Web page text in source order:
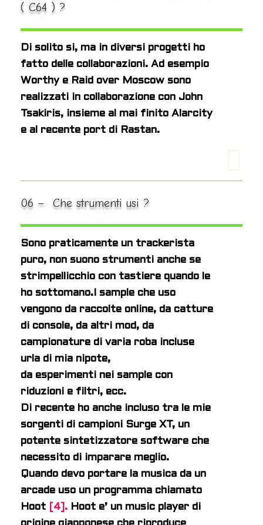
( C64 ) ?
Di solito si, ma in diversi progetti ho
fatto delle collaborazioni. Ad esempio
Worthy e Raid over Moscow sono
realizzati in collaborazione con John
Tsakiris, insieme al mai finito Alarcity
e al recente port di Rastan.
06 – Che strumenti usi ?
Sono praticamente un trackerista
puro, non suono strumenti anche se
strimpellicchio con tastiere quando le
ho sottomano. I sample che uso
vengono da raccolte online, da catture
di console, da altri mod, da
campionature di varia roba incluse
urla di mia nipote,
da esperimenti nei sample con
riduzioni e filtri, ecc.
Di recente ho anche incluso tra le mie
sorgenti di campioni Surge XT, un
potente sintetizzatore software che
necessito di imparare meglio.
Quando devo portare la musica da un
arcade uso un programma chiamato
Hoot
[4]. Hoot e’ un music player di